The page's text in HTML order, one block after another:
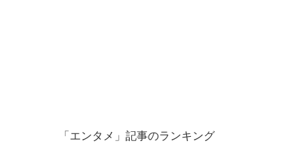
「エンタメ」記事のランキング